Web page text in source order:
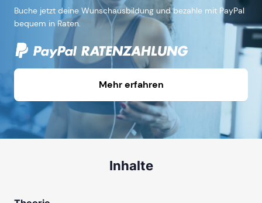
Buche jetzt deine Wunschausbildung und bezahle mit PayPal
bequem in Raten.
Mehr erfahren
Inhalte